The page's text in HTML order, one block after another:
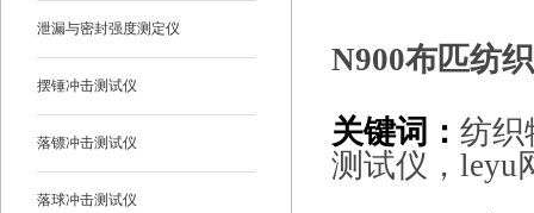
泄漏与密封强度测定仪
摆锤冲击测试仪
落镖冲击测试仪
落球冲击测试仪
N900布匹纺
关键词： 纺织
测试仪，leyu